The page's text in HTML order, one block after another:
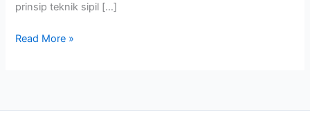
prinsip teknik sipil […]
Read More »